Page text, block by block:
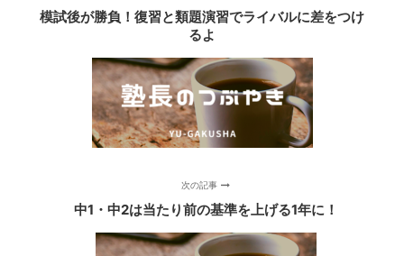
模試後が勝負！復習と類題演習でライバルに差をつけ
るよ
次の記事
中1・中2は当たり前の基準を上げる1年に！